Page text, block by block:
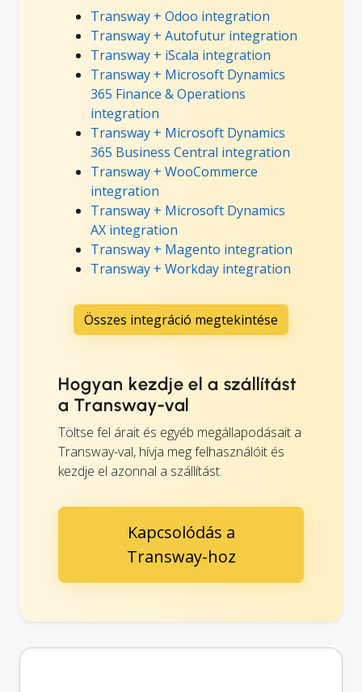
Transway + Odoo integration
Transway + Autofutur integration
Transway + iScala integration
Transway + Microsoft Dynamics
365 Finance & Operations
integration
Transway + Microsoft Dynamics
365 Business Central integration
Transway + WooCommerce
integration
Transway + Microsoft Dynamics
AX integration
Transway + Magento integration
Transway + Workday integration
Összes integráció megtekintése
Hogyan kezdje el a szállítást
a Transway-val
Töltse fel árait és egyéb megállapodásait a
Transway-val, hívja meg felhasználóit és
kezdje el azonnal a szállítást.
Kapcsolódás a
Transway-hoz